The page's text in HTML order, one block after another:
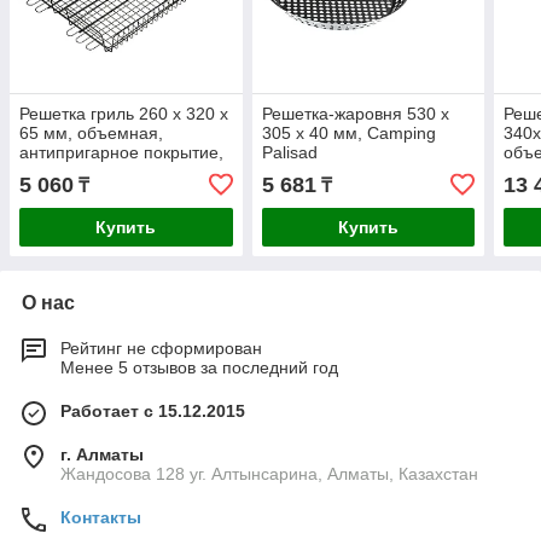
Решетка гриль 260 х 320 х
65 мм, объемная,
антипригарное покрытие,
Camping Palisad
5 060 ₸
Купить
Решетка-жаровня 530 х
305 х 40 мм, Camping
Palisad
5 681₸
Купить
13
О нас
Рейтинг не сформирован
Менее 5 отзывов за последний год
Работает с 15.12.2015
г. Алматы
Жандосова 128 уг. Алтынсарина, Алматы, Казахстан
Контакты